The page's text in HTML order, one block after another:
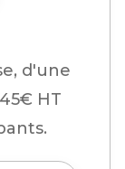
d'une
HT